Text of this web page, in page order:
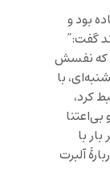
بود و
گفت:”
که نفسش
با
کرد،
با
آلبرت